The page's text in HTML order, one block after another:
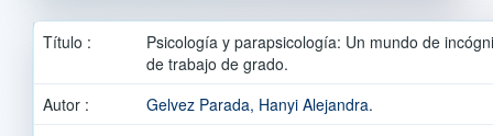
Título :
Psicología y parapsicología: Un mundo de
de trabajo de grado.
Autor :
Gelvez Parada, Hanyi Alejandra.